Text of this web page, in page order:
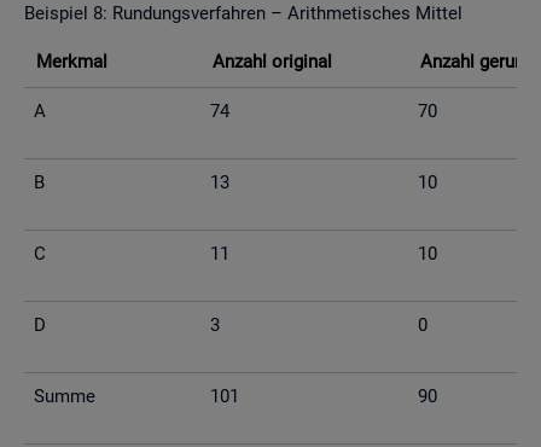
Bei­spiel 8: Run­dungs­ver­fah­ren – Arith­me­ti­sches Mit­tel
Merk­mal An­zahl ori­gi­nal An­zahl
A 74 70
B 13 10
C 11 10
D 3 0
Summe 101 90